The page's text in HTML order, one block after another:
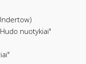
nuotykiai"